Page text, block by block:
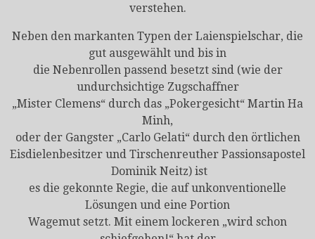
verstehen.
Neben den markanten Typen der Laienspielschar, die
gut ausgewählt und bis in
die Nebenrollen passend besetzt sind (wie der
undurchsichtige Zugschaffner
„Mister Clemens“ durch das „Pokergesicht“ Martin Ha
Minh,
oder der Gangster „Carlo Gelati“ durch den örtlichen
Eisdielenbesitzer und Tirschenreuther Passionsapostel
Dominik Neitz) ist
es die gekonnte Regie, die auf unkonventionelle
Lösungen und eine Portion
Wagemut setzt. Mit einem lockeren „wird schon